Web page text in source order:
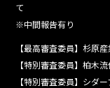
て
※中間報告有り
【最高審査委員】杉
【特別審査委員】柏
【特別審査委員】シダ